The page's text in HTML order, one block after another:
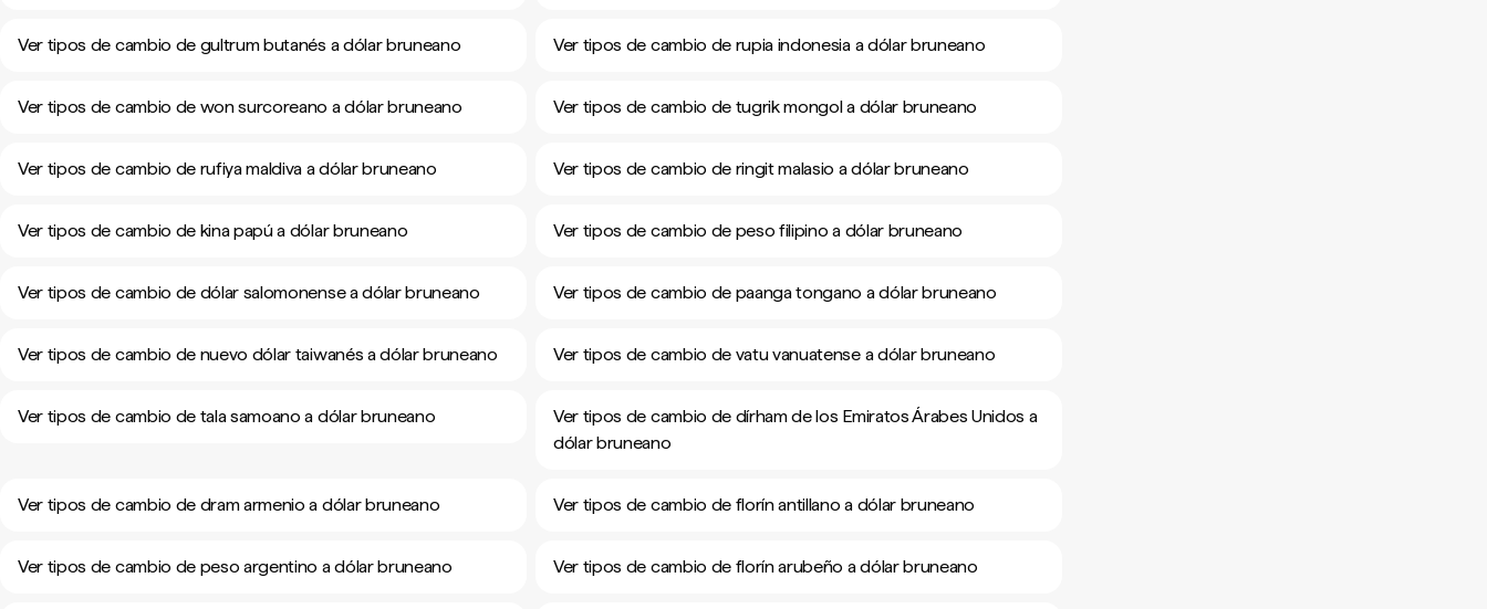
Ver tipos de cambio de gultrum butanés a dólar bruneano Ver tipos de cambio de rupia indonesia a dólar bruneano
Ver tipos de cambio de won surcoreano a dólar bruneano Ver tipos de cambio de tugrik mongol a dólar bruneano
Ver tipos de cambio de rufiya maldiva a dólar bruneano Ver tipos de cambio de ringit malasio a dólar bruneano
Ver tipos de cambio de kina papú a dólar bruneano Ver tipos de cambio de peso filipino a dólar bruneano
Ver tipos de cambio de dólar salomonense a dólar bruneano Ver tipos de cambio de paanga tongano a dólar bruneano
Ver tipos de cambio de nuevo dólar taiwanés a dólar bruneano Ver tipos de cambio de vatu vanuatense a dólar bruneano
Ver tipos de cambio de tala samoano a dólar bruneano
Ver tipos de cambio de dírham de los Emiratos Árabes Unidos a
dólar bruneano
Ver tipos de cambio de dram armenio a dólar bruneano Ver tipos de cambio de florín antillano a dólar bruneano
Ver tipos de cambio de peso argentino a dólar bruneano Ver tipos de cambio de florín arubeño a dólar bruneano